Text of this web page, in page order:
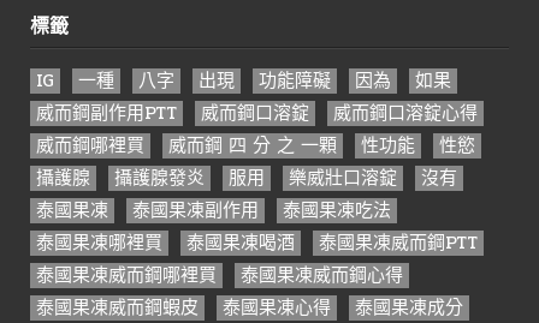
標籤
IG 一種 八字 出現 功能障礙 因為
如果
威而鋼副作用PTT
威而鋼口溶錠
威而鋼口溶錠心得
威而鋼哪裡買
威而鋼 四 分 之 一顆 性功能
性慾
攝護腺
攝護腺發炎 服用 樂威壯口溶錠
沒有
泰國果凍
泰國果凍副作用
泰國果凍吃法
泰國果凍哪裡買
泰國果凍喝酒
泰國果凍威而鋼PTT
泰國果凍威而鋼哪裡買
泰國果凍威而鋼心得
泰國果凍威而鋼蝦皮
泰國果凍心得
泰國果凍成分